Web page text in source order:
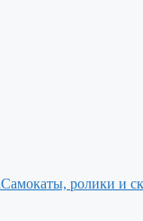
Самокаты, ролики и